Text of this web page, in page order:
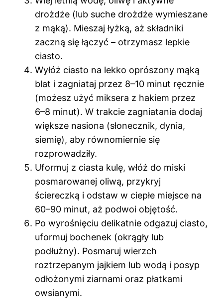
drożdże (lub suche drożdże wymieszane
z mąką). Mieszaj łyżką, aż składniki
zaczną się łączyć – otrzymasz lepkie
ciasto.
Wyłóż ciasto na lekko oprószony mąką
blat i zagniataj przez 8–10 minut ręcznie
(możesz użyć miksera z hakiem przez
6–8 minut). W trakcie zagniatania dodaj
większe nasiona (słonecznik, dynia,
siemię), aby równomiernie się
rozprowadziły.
Uformuj z ciasta kulę, włóż do miski
posmarowanej oliwą, przykryj
ściereczką i odstaw w ciepłe miejsce na
60–90 minut, aż podwoi objętość.
Po wyrośnięciu delikatnie odgazuj ciasto,
uformuj bochenek (okrągły lub
podłużny). Posmaruj wierzch
roztrzepanym jajkiem lub wodą i posyp
odłożonymi ziarnami oraz płatkami
owsianymi.